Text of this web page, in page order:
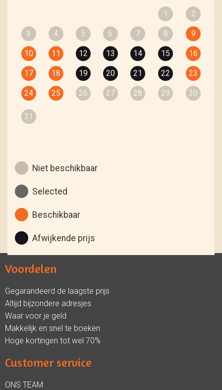
1 2
3 4 5 6 7 8 9
10 11 12 13 14 15 16
17 18 19 20 21 22 23
24 25 26 27 28 29 30
31
Niet beschikbaar
Selected
Beschikbaar
Afwijkende prijs
Voordelen
Gegarandeerd de laagste prijs
Altijd bijzondere adresjes
Waar voor je geld
Makkelijk en snel te boeken
Hoge kortingen tot wel 70%
Customer service
ONS TEAM